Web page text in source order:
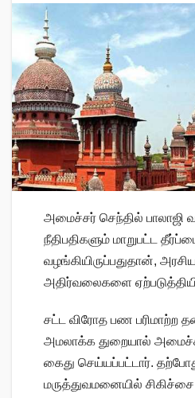
அமைச்சர் செந்தில் பாலாஜி
நீதிபதிகளும் மாறுபட்ட
வழங்கியிருப்பதுதான்,
அதிர்வலைகளை
சட்ட விரோத பண பரிமாற்ற
அமலாக்க துறையால்
கைது செய்யப்பட்டார்.
மருத்துவமனையில் சிகிச்சை